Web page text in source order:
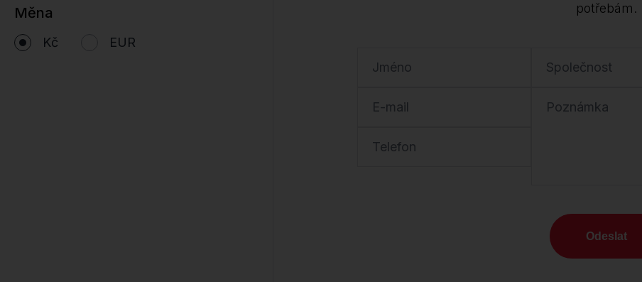
Měna
Kč EUR
potřebám.
Jméno
E-mail
Telefon
Společnost
Poznámka
Odeslat